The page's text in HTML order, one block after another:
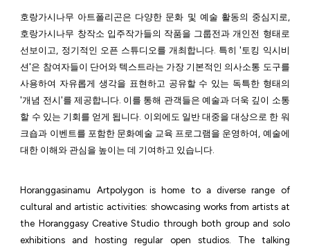
호랑가시나무 아트폴리곤은 다양한 문화 및 예술 활동의 중심지로,
호랑가시나무 창작소 입주작가들의 작품을 그룹전과 개인전 형태로
선보이고, 정기적인 오픈 스튜디오를 개최합니다. 특히 '토킹 익시비
션'은 참여자들이 단어와 텍스트라는 가장 기본적인 의사소통 도구를
사용하여 자유롭게 생각을 표현하고 공유할 수 있는 독특한 형태의
'개념 전시'를 제공합니다. 이를 통해 관객들은 예술과 더욱 깊이 소통
할 수 있는 기회를 얻게 됩니다. 이외에도 일반 대중을 대상으로 한 워
크숍과 이벤트를 포함한 문화예술 교육 프로그램을 운영하여, 예술에
대한 이해와 관심을 높이는 데 기여하고 있습니다.
Horanggasinamu Artpolygon is home to a diverse range of
cultural and artistic activities: showcasing works from artists at
the Horanggasy Creative Studio through both group and solo
exhibitions and hosting regular open studios. The talking